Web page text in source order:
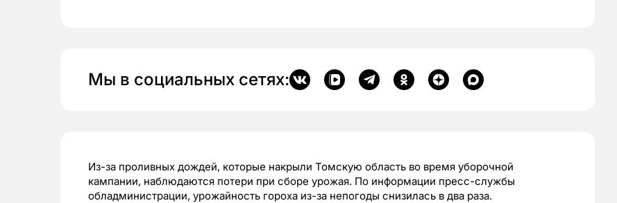
Мы в социальных сетях:
Из-за проливных дождей, которые накрыли Томскую область во время уборочной
кампании, наблюдаются потери при сборе урожая. По информации пресс-службы
обладминистрации, урожайность гороха из-за непогоды снизилась в два раза.